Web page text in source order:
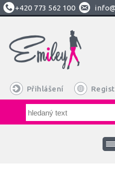
+420 773 562 100
Přihlášení